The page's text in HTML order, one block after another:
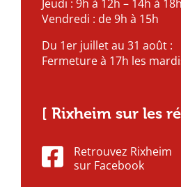
Jeudi : 9h à 12h – 14h à 18h
Vendredi : de 9h à 15h
Du 1er juillet au 31 août :
Fermeture à 17h les
[ Rixheim sur les
Retrouvez Rixheim
sur Facebook